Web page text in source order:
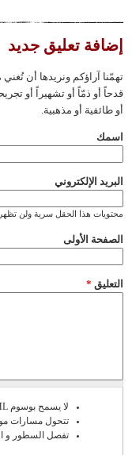
إضافة تعليق جديد
تهمّنا آراؤكم ونريدها أن
قدحاً أو ذمّاً أو تشهيراً أو
أو طائفية أو مذهبية.
‏اسمك ‏
‏البريد الإلكتروني ‏
محتويات هذا الحقل سرية ولن تظهر
‏الصفحة الأولى ‏
‏التعليق ‏ *
لا يسمح بوسوم HTML.
تتحول مسارات
تفصل السطور و